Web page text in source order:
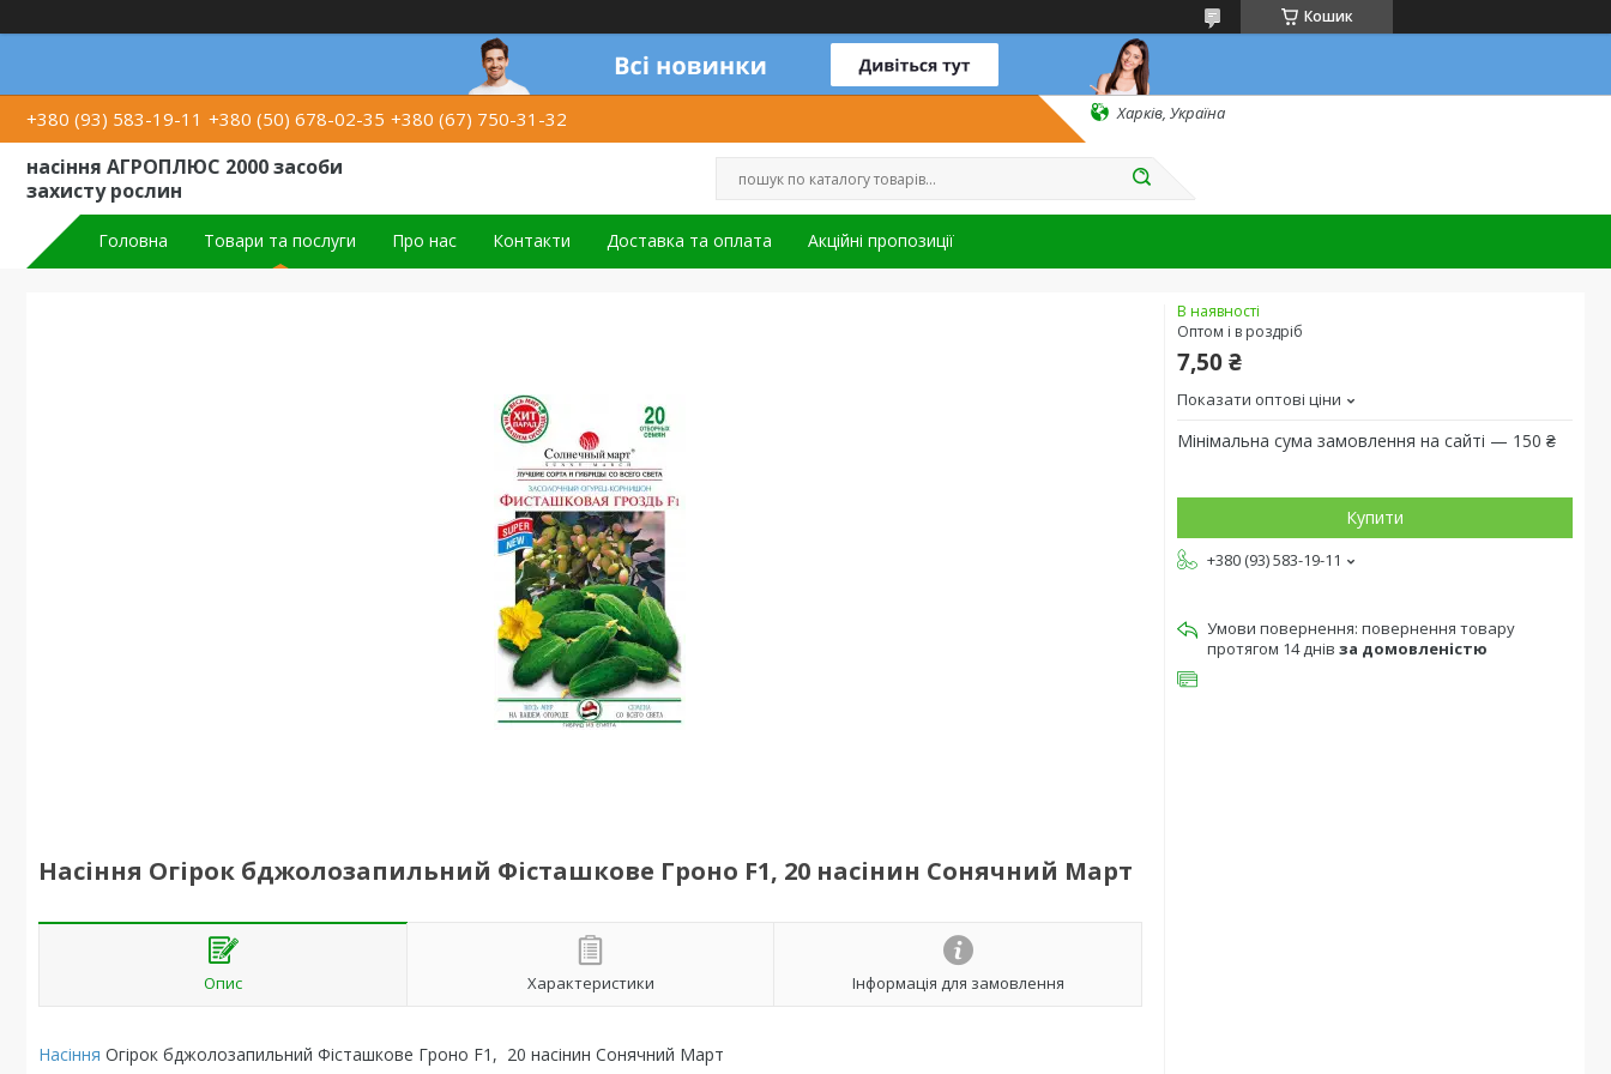
Кошик
+380 (93) 583-19-11 +380 (50) 678-02-35 +380 (67) 750-31-32 Харків, Україна
насіння АГРОПЛЮС 2000 засоби
захисту рослин
Головна Товари та послуги Про нас Контакти Доставка та оплата Акційні пропозиції
Насіння Огірок бджолозапильний Фісташкове Гроно F1, 20 насінин Сонячний Март
Опис Характеристики Інформація для замовлення
Насіння Огірок бджолозапильний Фісташкове Гроно F1, 20 насінин Сонячний Март
В наявності
Оптом і в роздріб
7,50 ₴
Показати оптові ціни
Мінімальна сума замовлення на сайті — 150 ₴
Купити
+380 (93) 583-19-11
повернення товару
протягом 14 днів за домовленістю